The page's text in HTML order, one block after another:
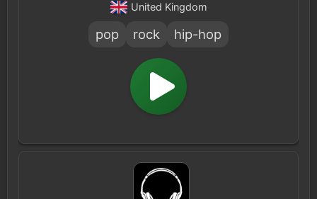
United Kingdom
pop rock hip-hop